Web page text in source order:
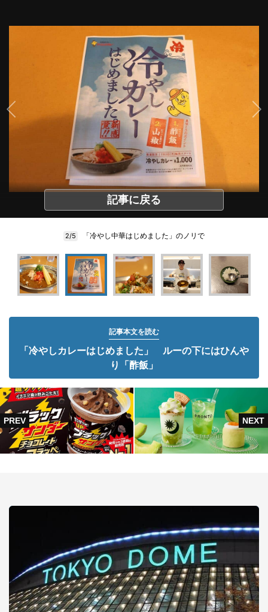
記事に戻る
2/5 「冷やし中華はじめました」のノリで
記事本文を読む
「冷やしカレーはじめました」 ルーの下にはひんや
り「酢飯」